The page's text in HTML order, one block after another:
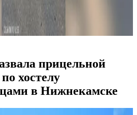
прицельной
хостелу
в Нижнекамске